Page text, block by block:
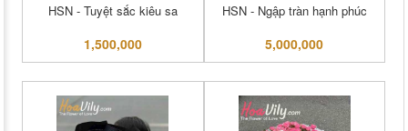
HSN - Tuyệt sắc kiêu sa
1,500,000
HSN - Ngập tràn hạnh phúc
5,000,000